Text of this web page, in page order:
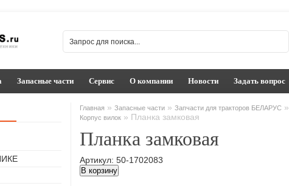
Запасные части Сервис О компании Новости Задать вопрос
Главная » Запасные части » Запчасти для тракторов БЕЛАРУС »
Корпус вилок » Планка замковая
Планка замковая
Артикул: 50-1702083
В корзину